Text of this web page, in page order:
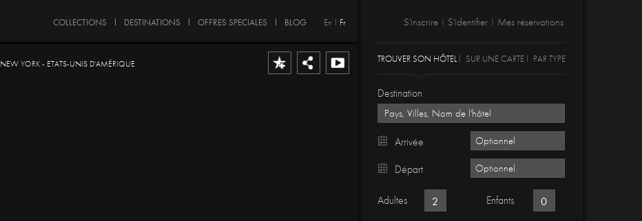
COLLECTIONS DESTINATIONS OFFRES SPECIALES BLOG En Fr S'inscrire | S'identifier | Mes réservations
NEW YORK - ETATS-UNIS D'AMÉRIQUE TROUVER SON HÔTEL SUR UNE CARTE PAR TYPE
Destination
Arrivée
Départ
Adultes
Enfants